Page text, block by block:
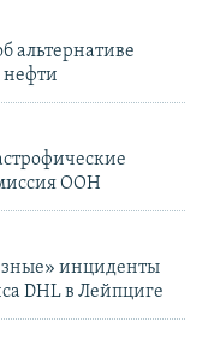
альтернативе
нефти
ООН
инциденты
DHL в Лейпциге